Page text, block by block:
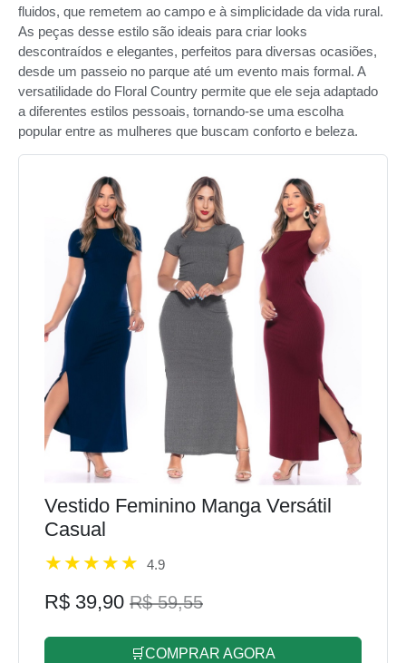
fluidos, que remetem ao campo e à simplicidade da vida rural.
As peças desse estilo são ideais para criar looks
descontraídos e elegantes, perfeitos para diversas ocasiões,
desde um passeio no parque até um evento mais formal. A
versatilidade do Floral Country permite que ele seja adaptado
a diferentes estilos pessoais, tornando-se uma escolha
popular entre as mulheres que buscam conforto e beleza.
Vestido Feminino Manga Versátil
Casual
4.9
R$ 39,90 R$ 59,55
🛒COMPRAR AGORA